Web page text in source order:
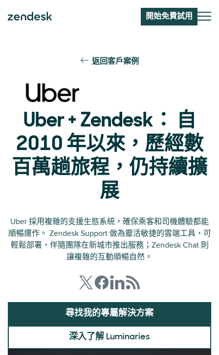
開始免費試用
返回客戶案例
Uber + Zendesk： 自
2010 年以來，歷經數
百萬趟旅程，仍持續擴
展
Uber 採用複雜的支援生態系統，確保乘客和司機體驗都能
順暢運作。 Zendesk Support 做為靈活敏捷的雲端工具，可
輕鬆部署，伴隨團隊在新城市推出服務；Zendesk Chat 則
讓複雜的互動順暢自然。
尋找我的專屬解決方案
深入了解 Luminaries